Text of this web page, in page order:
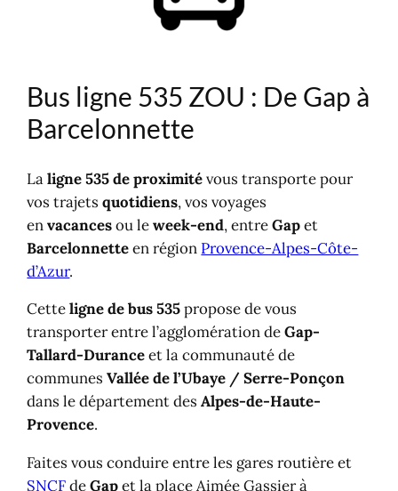
Bus ligne 535 ZOU : De Gap à
Barcelonnette
Laligne 535 de proximitévous transporte pour
vos trajetsquotidiens, vos voyages
envacancesou leweek-end, entreGapet
Barcelonnetteen région Provence-Alpes-Côte-
d’Azur.
Cetteligne de bus 535propose de vous
transporter entre l’agglomération deGap-
Tallard-Duranceet la communauté de
communesVallée de l’Ubaye / Serre-Ponçon
dans le département desAlpes-de-Haute-
Provence.
Faites vous conduire entre les gares routière et
SNCFdeGapet la place Aimée Gassier à